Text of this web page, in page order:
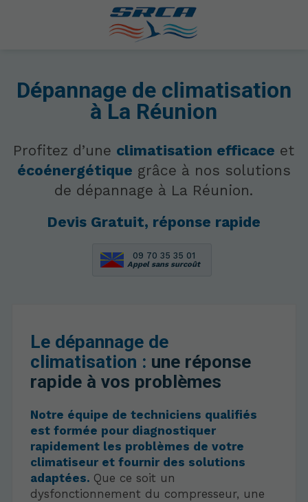
Dépannage de climatisation
à La Réunion
Profitez d’une climatisation efficace et
écoénergétique grâce à nos solutions
de dépannage à La Réunion.
Devis Gratuit, réponse rapide
09 70 35 35 01
Appel sans surcoût
Le dépannage de
climatisation : une réponse
rapide à vos problèmes
Notre équipe de techniciens qualifiés
est formée pour diagnostiquer
rapidement les problèmes de votre
climatiseur et fournir des solutions
adaptées. Que ce soit un
dysfonctionnement du compresseur, une